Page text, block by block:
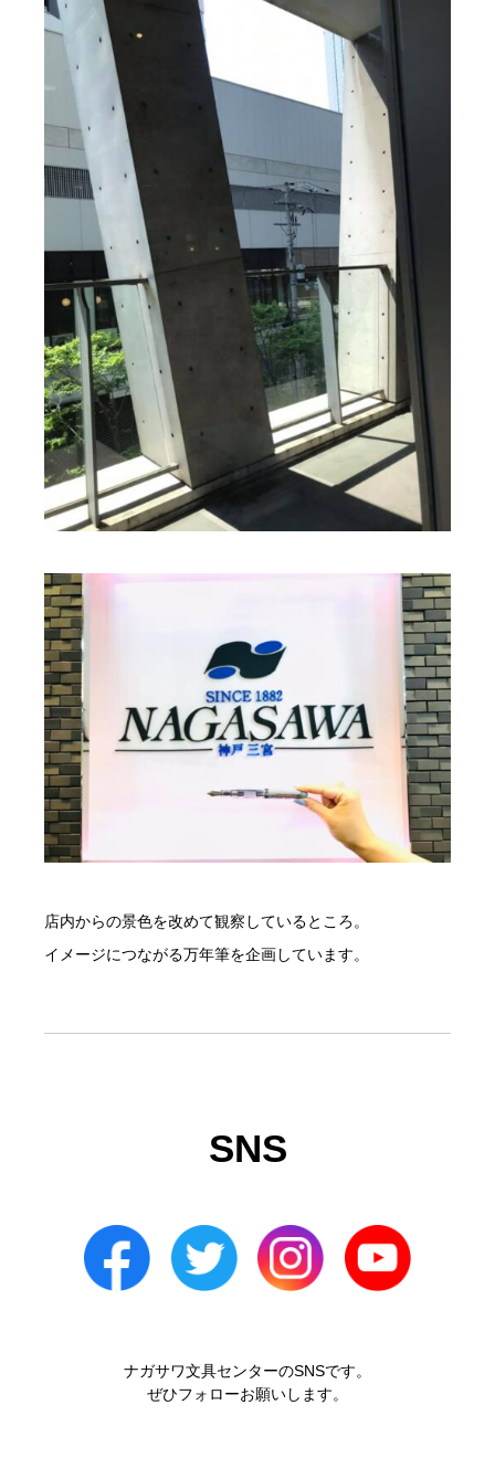
店内からの景色を改めて観察しているところ。
イメージにつながる万年筆を企画しています。
SNS
ナガサワ文具センターのSNSです。
ぜひフォローお願いします。